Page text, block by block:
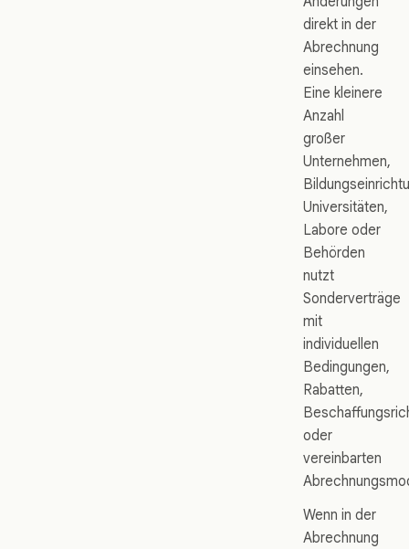
direkt in der
Abrechnung
einsehen.
Eine kleinere
Anzahl
großer
Unternehmen,
Universitäten,
Labore oder
Behörden
nutzt
Sonderverträge
mit
individuellen
Bedingungen,
Rabatten,
oder
vereinbarten
Wenn in der
Abrechnung